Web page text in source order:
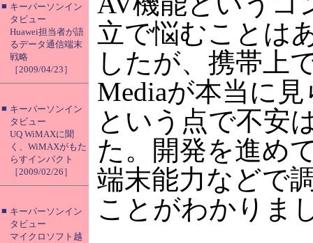
■ キーパーソンイン
タビュー
Huawei担当者が語
るデータ通信端末
戦略
［2009/04/23］
■ キーパーソンイン
タビュー
UQ WiMAXに聞
く、WiMAXがもた
らすインパクト
［2009/02/26］
■ キーパーソンイン
タビュー
マイクロソフト越
立で悩むことは
したが、携帯上
Mediaが本当に
という点で不安
た。開発を進め
端末能力などで
ことがわかりま